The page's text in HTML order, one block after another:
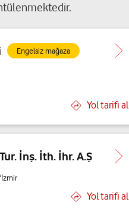
Engelsiz mağaza
Yol tarifi al
İnş. İth. İhr. A.Ş
Yol tarifi al